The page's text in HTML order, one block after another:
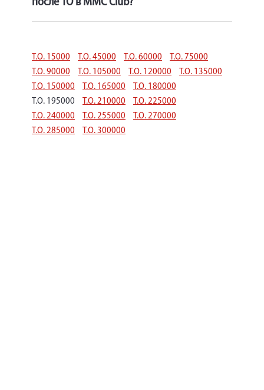
после ТО в MMC Club?
Т.О. 15000 Т.О. 45000 Т.О. 60000
Т.О. 75000
Т.О. 90000
Т.О. 105000 Т.О. 120000
Т.О. 135000
Т.О. 150000
Т.О. 165000
Т.О. 180000
Т.О. 195000
Т.О. 210000
Т.О. 225000
Т.О. 240000
Т.О. 255000
Т.О. 270000
Т.О. 285000
Т.О. 300000